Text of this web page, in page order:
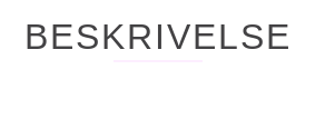
BESKRIVELSE